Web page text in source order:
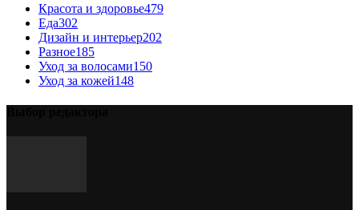
Красота и здоровье479
Еда302
Дизайн и интерьер202
Разное185
Уход за волосами150
Уход за кожей148